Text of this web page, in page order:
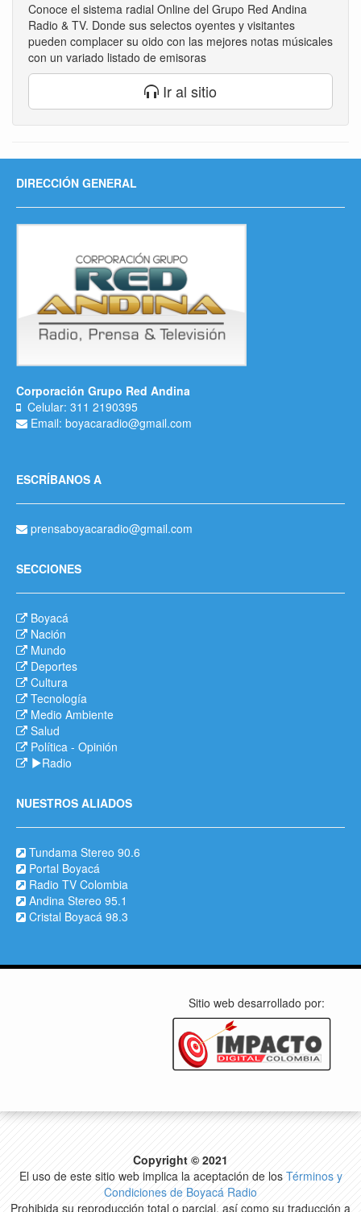
Conoce el sistema radial Online del Grupo Red Andina
Radio & TV. Donde sus selectos oyentes y visitantes
pueden complacer su oido con las mejores notas músicales
con un variado listado de emisoras
Ir al sitio
DIRECCIÓN GENERAL
Corporación Grupo Red Andina
Celular: 311 2190395
Email: boyacaradio@gmail.com
ESCRÍBANOS A
prensaboyacaradio@gmail.com
SECCIONES
Boyacá
Nación
Mundo
Deportes
Cultura
Tecnología
Medio Ambiente
Salud
Política - Opinión
Radio
NUESTROS ALIADOS
Tundama Stereo 90.6
Portal Boyacá
Radio TV Colombia
Andina Stereo 95.1
Cristal Boyacá 98.3
Sitio web desarrollado por:
Copyright © 2021
El uso de este sitio web implica la aceptación de los Términos y
Condiciones de Boyacá Radio
Prohibida su reproducción total o parcial, así como su traducción a